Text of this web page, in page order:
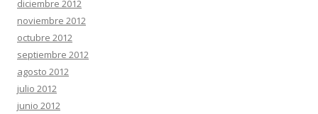
diciembre 2012
noviembre 2012
octubre 2012
septiembre 2012
agosto 2012
julio 2012
junio 2012